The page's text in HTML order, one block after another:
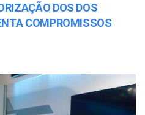
DOS DOS
COMPROMISSOS